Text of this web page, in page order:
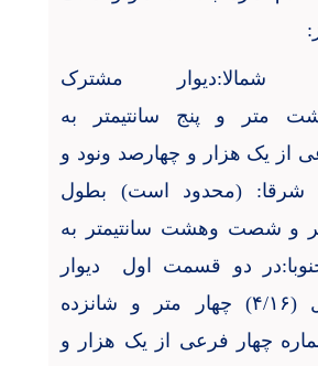
مشترک
۰۵)هشت متر و پنج سانتیمتر به
از یک هزار و چهارصد ونود و
شرقا: (محدود است) بطول
متر و شصت وهشت سانتیمتر به
دو قسمت اول
دیوار
مشترک بطول (۴/۱۶) چهار متر و شانزده
چهار فرعی از یک هزار و